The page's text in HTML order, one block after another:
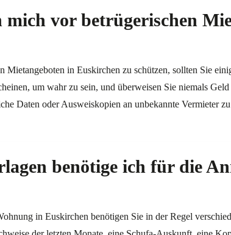
vor betrügerischen
Mietangeboten in Euskirchen zu schützen, sollten Sie
um wahr zu sein, und überweisen Sie niemals
Daten oder Ausweiskopien an unbekannte Vermieter
benötige ich für die
in Euskirchen benötigen Sie in der Regel